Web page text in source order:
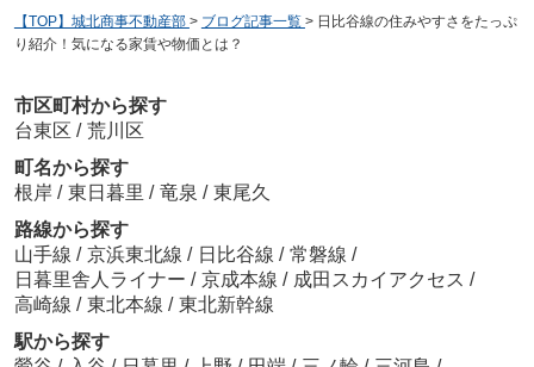
【TOP】城北商事不動産部 > ブログ記事一覧 > 日比谷線の住みやすさをたっぷ
り紹介！気になる家賃や物価とは？
市区町村から探す
台東区 / 荒川区
町名から探す
根岸 / 東日暮里 / 竜泉 / 東尾久
路線から探す
山手線 / 京浜東北線 / 日比谷線 / 常磐線 /
日暮里舎人ライナー / 京成本線 / 成田スカイアクセス /
高崎線 / 東北本線 / 東北新幹線
駅から探す